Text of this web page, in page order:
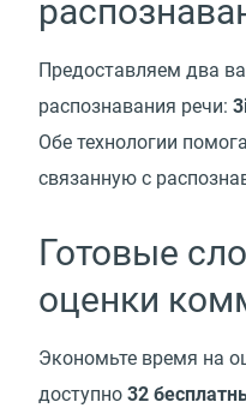
Предоставляем два
распознавания речи:
Обе технологии
связанную с
Готовые
оценки
Экономьте время на
доступно 32